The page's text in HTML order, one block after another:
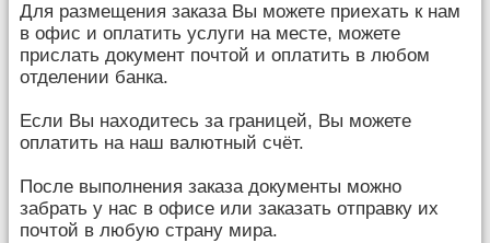
Для размещения заказа Вы можете приехать к нам
в офис и оплатить услуги на месте, можете
прислать документ почтой и оплатить в любом
отделении банка.
Если Вы находитесь за границей, Вы можете
оплатить на наш валютный счёт.
После выполнения заказа документы можно
забрать у нас в офисе или заказать отправку их
почтой в любую страну мира.